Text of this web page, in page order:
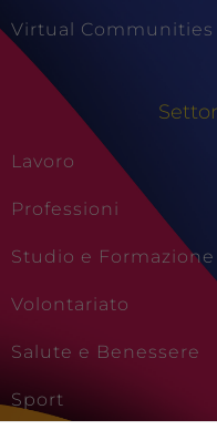
Virtual Communities
Lavoro
Professioni
Studio e Formazione
Volontariato
Salute e Benessere
Sport